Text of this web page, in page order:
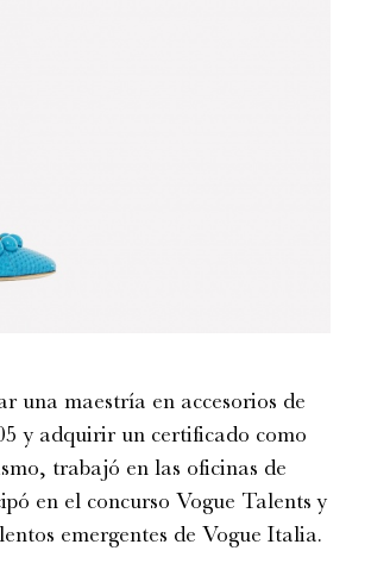
una maestría en accesorios de
y adquirir un certificado como
trabajó en las oficinas de
en el concurso Vogue Talents y
emergentes de Vogue Italia.